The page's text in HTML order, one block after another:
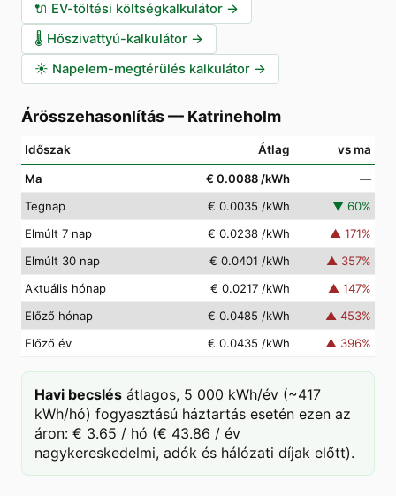
🔌 EV-töltési költségkalkulátor →
🌡️ Hőszivattyú-kalkulátor →
☀️ Napelem-megtérülés kalkulátor →
Árösszehasonlítás— Katrineholm
Időszak Átlag vs ma
Ma € 0.0088 /kWh
—
Tegnap
€ 0.0035 /kWh ▼ 60%
Elmúlt 7 nap
€ 0.0238 /kWh ▲ 171%
Elmúlt 30 nap
€ 0.0401 /kWh ▲ 357%
Aktuális hónap
€ 0.0217 /kWh ▲ 147%
Előző hónap
€ 0.0485 /kWh ▲ 453%
Előző év
€ 0.0435 /kWh ▲ 396%
Havi becslés átlagos, 5 000 kWh/év (~417
kWh/hó) fogyasztású háztartás esetén ezen az
áron: € 3.65 / hó (€ 43.86 / év
nagykereskedelmi, adók és hálózati díjak előtt).